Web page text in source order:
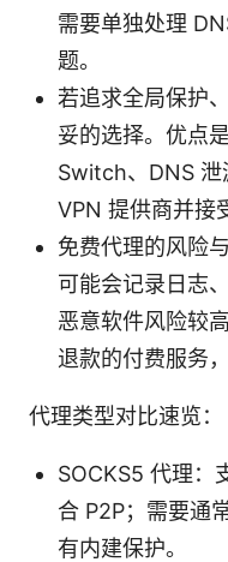
需要单独处理
题。
若追求全局保护
妥的选择。优点
Switch、DNS 泄
VPN 提供商并接
免费代理的风险
可能会记录日志
恶意软件风险较
退款的付费服务
代理类型对比速览：
SOCKS5 代理：
合 P2P；需要通
有内建保护。